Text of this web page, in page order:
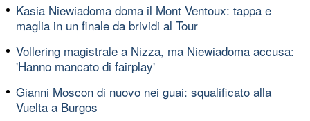
Kasia Niewiadoma doma il Mont Ventoux: tappa e
maglia in un finale da brividi al Tour
Vollering magistrale a Nizza, ma Niewiadoma accusa:
'Hanno mancato di fairplay'
Gianni Moscon di nuovo nei guai: squalificato alla
Vuelta a Burgos